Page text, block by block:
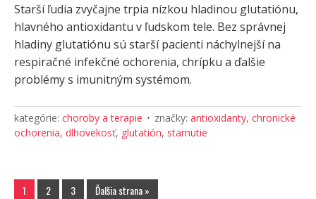
Starší ľudia zvyčajne trpia nízkou hladinou glutatiónu,
hlavného antioxidantu v ľudskom tele. Bez správnej
hladiny glutatiónu sú starší pacienti náchylnejší na
respiračné infekčné ochorenia, chrípku a ďalšie
problémy s imunitným systémom.
kategórie: choroby a terapie značky: antioxidanty, chronické
ochorenia, dlhovekosť, glutatión, starnutie
1 2 3 Ďalšia strana »